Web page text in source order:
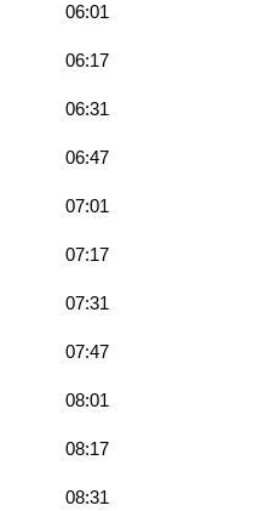
06:01
06:17
06:31
06:47
07:01
07:17
07:31
07:47
08:01
08:17
08:31